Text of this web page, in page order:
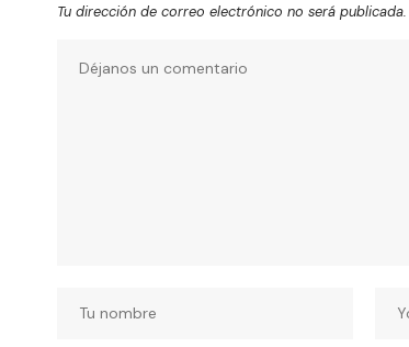
Tu dirección de correo electrónico no será publicada.